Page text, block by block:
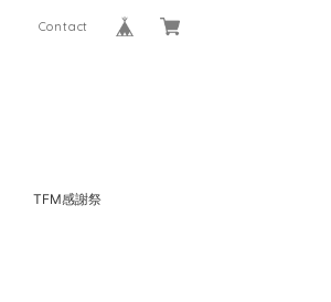
Contact
TFM感謝祭